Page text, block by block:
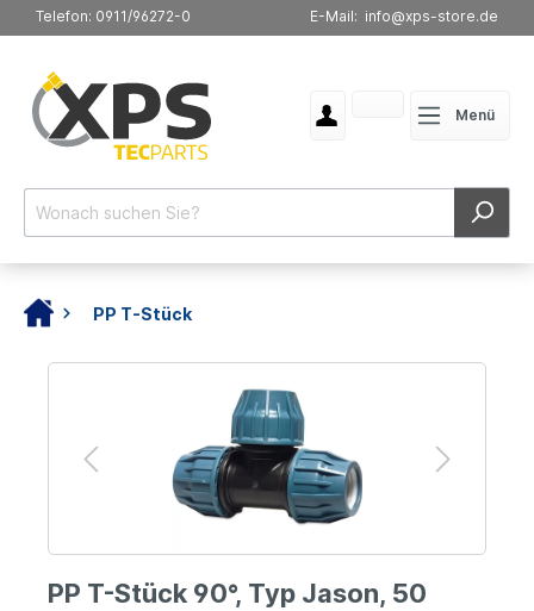
Telefon: 0911/96272-0 E-Mail: info@xps-store.de
Menü
PP T-Stück
PP T-Stück 90°, Typ Jason, 50